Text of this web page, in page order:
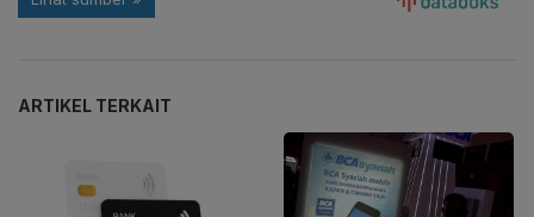
ARTIKEL TERKAIT